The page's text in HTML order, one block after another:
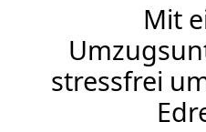
Mit
stressfrei